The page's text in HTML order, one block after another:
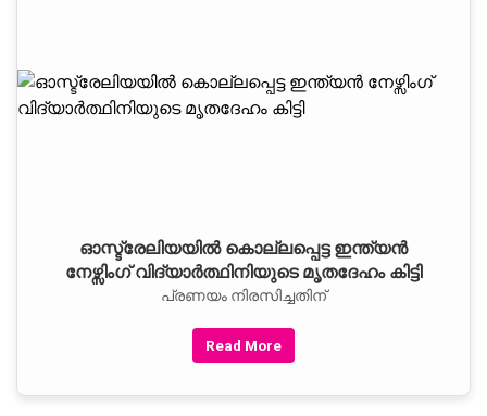
ഓസ്ട്രേലിയയില്‍ കൊല്ലപ്പെട്ട ഇന്ത്യന്‍
നേഴ്സിംഗ് വിദ്യാര്‍ത്ഥിനിയുടെ മൃതദേഹം കിട്ടി
പ്രണയം നിരസിച്ചതിന്
Read More